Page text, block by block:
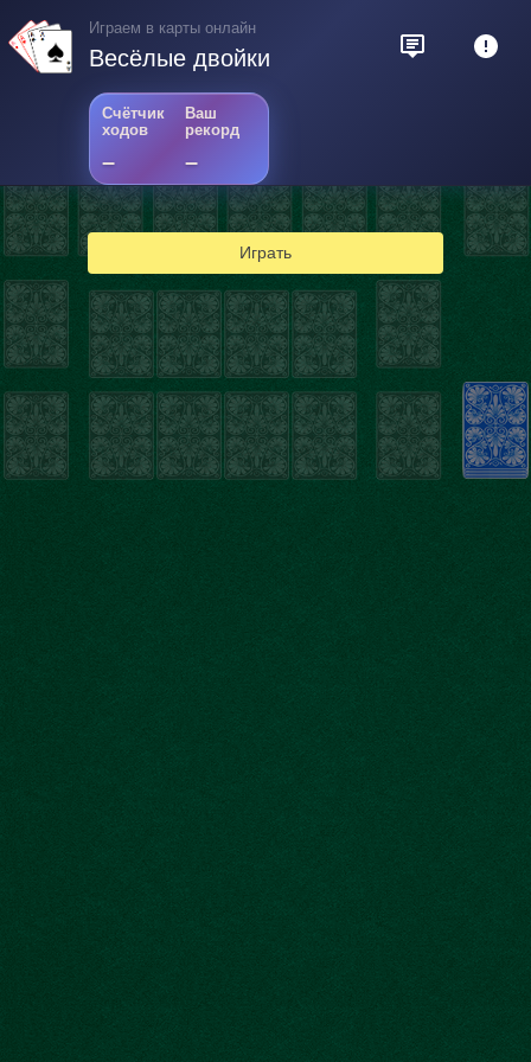
Играем в карты онлайн
Весёлые двойки
Счётчик
ходов
–
Ваш
рекорд
–
Играть